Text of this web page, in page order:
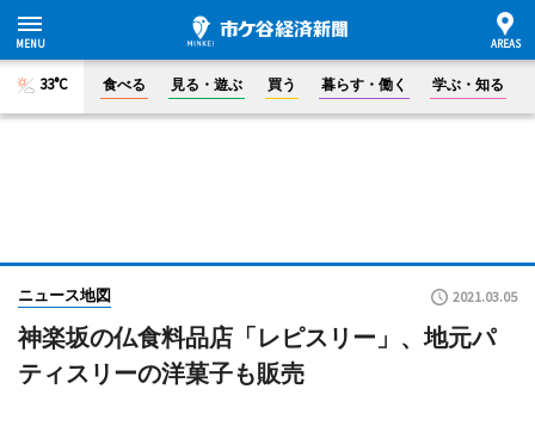
33°C 食べる 見る・遊ぶ 買う 暮らす・働く 学ぶ・知る
ニュース地図 2021.03.05
神楽坂の仏食料品店「レピスリー」、地元パ
ティスリーの洋菓子も販売